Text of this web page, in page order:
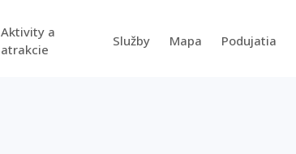
Aktivity a
atrakcie
Služby Mapa Podujatia